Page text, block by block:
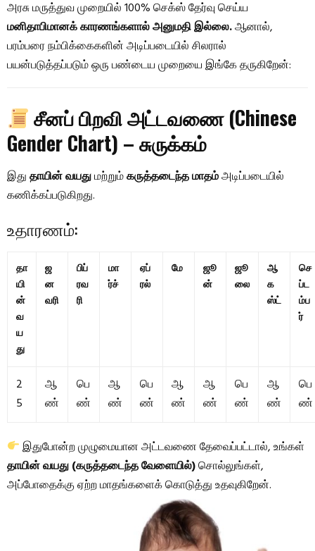
அரசு மருத்துவ முறையில் 100% செக்ஸ் தேர்வு செய்ய
மனிதாபிமானக் காரணங்களால் அனுமதி இல்லை.ஆனால்,
பரம்பரை நம்பிக்கைகளின் அடிப்படையில் சிலரால்
பயன்படுத்தப்படும் ஒரு பண்டைய முறையை இங்கே தருகிறேன்:
சீனப் பிறவி அட்டவணை (Chinese
Gender Chart) – சுருக்கம்
இதுதாயின் வயதுமற்றும்கருத்தடைந்த மாதம்அடிப்படையில்
கணிக்கப்படுகிறது.
உதாரணம்:
தா
யி
ன்
வ
ய
து
ஜ
ன
வரி
பிப்
ரவ
ரி
மா
ர்ச்
ஏப்
ரல்
மே
ஜூ
ன்
ஜூ
லை
ஆ
க
ஸ்ட்
செ
ப்ட
ம்ப
ர்
2
5
ஆ
ண்
பெ
ண்
ஆ
ண்
பெ
ண்
ஆ
ண்
ஆ
ண்
பெ
ண்
ஆ
ண்
பெ
ண்
இதுபோன்ற முழுமையான அட்டவணை தேவைப்பட்டால், உங்கள்
தாயின் வயது (கருத்தடைந்த வேளையில்)சொல்லுங்கள்,
அப்போதைக்கு ஏற்ற மாதங்களைக் கொடுத்து உதவுகிறேன்.